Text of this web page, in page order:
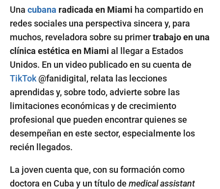
Una cubana radicada en Miami ha compartido en
redes sociales una perspectiva sincera y, para
muchos, reveladora sobre su primertrabajo en una
clínica estética en Miami al llegar a Estados
Unidos. En un video publicado en su cuenta de
TikTok@fanidigital, relata las lecciones
aprendidas y, sobre todo, advierte sobre las
limitaciones económicas y de crecimiento
profesional que pueden encontrar quienes se
desempeñan en este sector, especialmente los
recién llegados.
La joven cuenta que, con su formación como
doctora en Cuba y un título de medical assistant